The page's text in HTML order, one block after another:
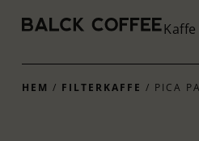
Kaffe
HEM / FILTERKAFFE / PICA